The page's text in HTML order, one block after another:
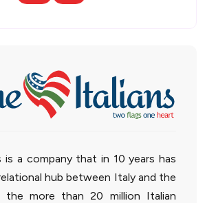
is a company that in 10 years has
hub between Italy and the
the more than 20 million Italian